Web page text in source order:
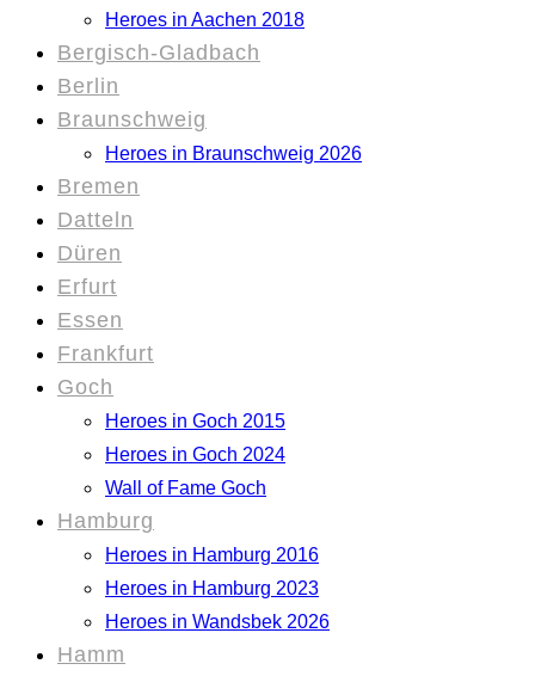
Heroes in Aachen 2018
Bergisch-Gladbach
Berlin
Braunschweig
Heroes in Braunschweig 2026
Bremen
Datteln
Düren
Erfurt
Essen
Frankfurt
Goch
Heroes in Goch 2015
Heroes in Goch 2024
Wall of Fame Goch
Hamburg
Heroes in Hamburg 2016
Heroes in Hamburg 2023
Heroes in Wandsbek 2026
Hamm